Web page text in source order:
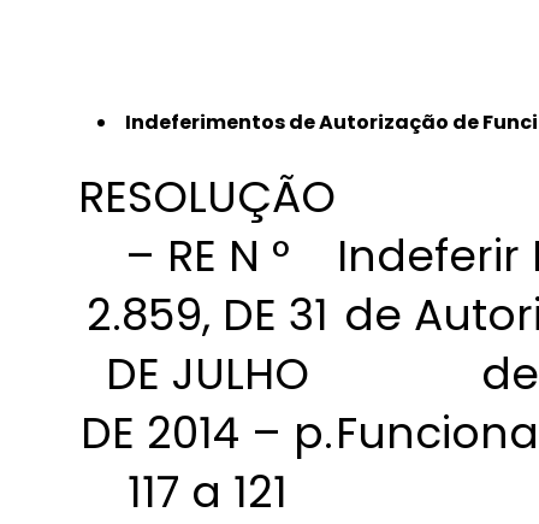
Indeferimentos de Autorização de
RESOLUÇÃO
– RE N °
2.859, DE 31
DE JULHO
DE 2014 – p.
117 a 121
Indeferir
de
de